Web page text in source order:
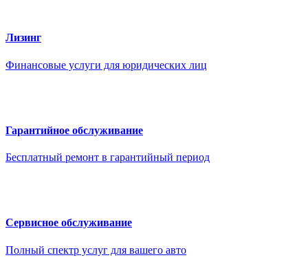
Лизинг
Финансовые услуги для юридических лиц
Гарантийное обслуживание
Бесплатный ремонт в гарантийный период
Сервисное обслуживание
Полный спектр услуг для вашего авто